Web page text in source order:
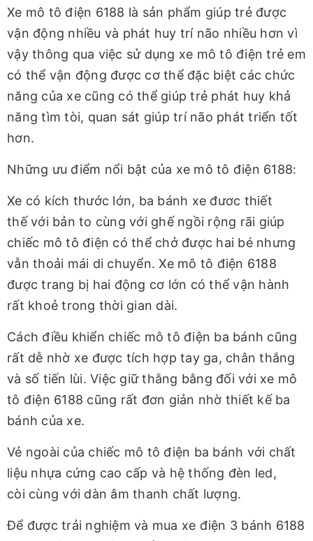
Xe mô tô điện 6188 là sản phẩm giúp trẻ được
vận động nhiều và phát huy trí não nhiều hơn vì
vậy thông qua việc sử dụng xe mô tô điện trẻ em
có thể vận động được cơ thể đặc biệt các chức
năng của xe cũng có thể giúp trẻ phát huy khả
năng tìm tòi, quan sát giúp trí não phát triển tốt
hơn.
Những ưu điểm nổi bật của xe mô tô điện 6188:
Xe có kích thước lớn, ba bánh xe đươc thiết
thế với bản to cùng với ghế ngồi rộng rãi giúp
chiếc mô tô điện có thể chở được hai bé nhưng
vẫn thoải mái di chuyển. Xe mô tô điện 6188
được trang bị hai động cơ lớn có thể vận hành
rất khoẻ trong thời gian dài.
Cách điều khiển chiếc mô tô điện ba bánh cũng
rất dễ nhờ xe được tích hợp tay ga, chân thắng
và số tiến lùi. Việc giữ thằng bằng đối với xe mô
tô điện 6188 cũng rất đơn giản nhờ thiết kế ba
bánh của xe.
Vẻ ngoài của chiếc mô tô điện ba bánh với chất
liệu nhựa cứng cao cấp và hệ thống đèn led,
còi cùng với dàn âm thanh chất lượng.
Để được trải nghiệm và mua xe điện 3 bánh 6188